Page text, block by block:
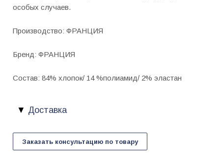
особых случаев.
Производство: ФРАНЦИЯ
Бренд: ФРАНЦИЯ
Состав: 84% хлопок/ 14 %полиамид/ 2% эластан
Доставка
Заказать консультацию по товару